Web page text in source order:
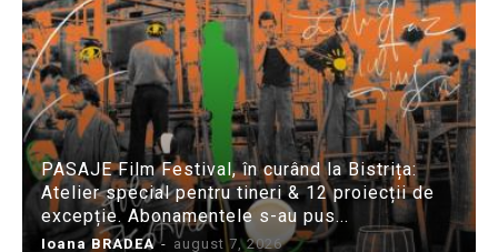
PASAJE Film Festival, în curând la Bistrița:
Atelier special pentru tineri & 12 proiecții de
excepție. Abonamentele s-au pus...
Ioana BRADEA - august 7, 2026